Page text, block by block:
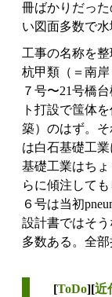
冊ばかりだっ
い図面多数で水
工事の名称を
杭甲類（＝南
７号〜21号橋
ト打設で筺体
築）のはず。
は白石基礎工
基礎工業はち
らに傾注して
６号は当初
設計書ではそ
多数ある。全部
[ToDo][近